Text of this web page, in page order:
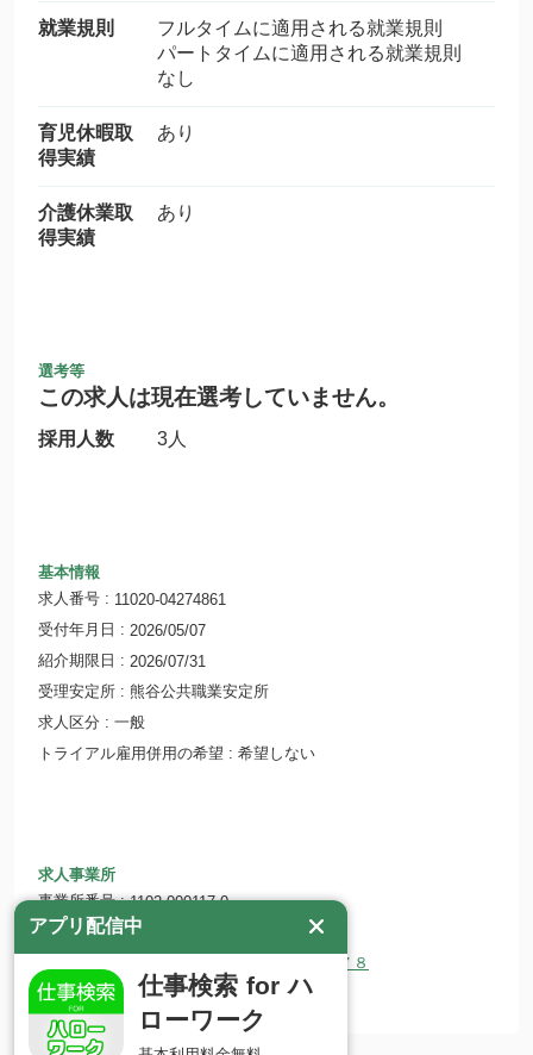
就業規則
フルタイムに適用される就業規則
パートタイムに適用される就業規則
なし
育児休暇取
得実績
あり
介護休業取
得実績
あり
選考等
この求人は現在選考していません。
採用人数 3人
基本情報
求人番号
11020-04274861
受付年月日
2026/05/07
紹介期限日
2026/07/31
受理安定所
熊谷公共職業安定所
求人区分
一般
トライアル雇用併用の希望
希望しない
求人事業所
事業所番号
1102-000117-0
事業所名
株式会社リード
〒360-0203 埼玉県熊谷市弥藤吾５７８
ホームページ
http://www.lead.co.jp
アプリ配信中
仕事検索 for ハ
ローワーク